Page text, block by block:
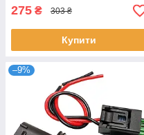
275 ₴ 303 ₴
Купити
–9%